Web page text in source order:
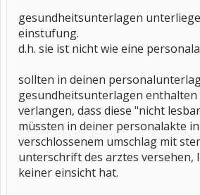
gesundheitsunterlagen
einstufung.
d.h. sie ist nicht wie eine
sollten in deinen
gesundheitsunterlagen enthalten
verlangen, dass diese "nicht
müssten in deiner personalakte
verschlossenem umschlag mit
unterschrift des arztes versehen,
keiner einsicht hat.